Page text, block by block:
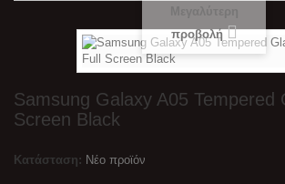
προβολή
Samsung Galaxy A05 Tempered
Screen Black
Κατάσταση: Νέο προϊόν